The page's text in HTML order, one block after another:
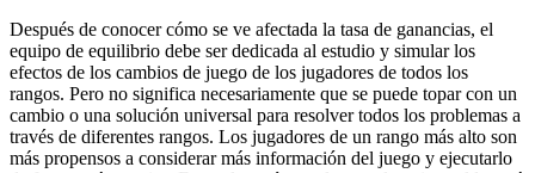
Después de conocer cómo se ve afectada la tasa de ganancias, el
equipo de equilibrio debe ser dedicada al estudio y simular los
efectos de los cambios de juego de los jugadores de todos los
rangos. Pero no significa necesariamente que se puede topar con un
cambio o una solución universal para resolver todos los problemas a
través de diferentes rangos. Los jugadores de un rango más alto son
más propensos a considerar más información del juego y ejecutarlo